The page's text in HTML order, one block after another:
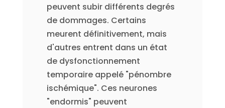
peuvent subir différents degrés
de dommages. Certains
meurent définitivement, mais
d'autres entrent dans un état
de dysfonctionnement
temporaire appelé "pénombre
ischémique". Ces neurones
"endormis" peuvent